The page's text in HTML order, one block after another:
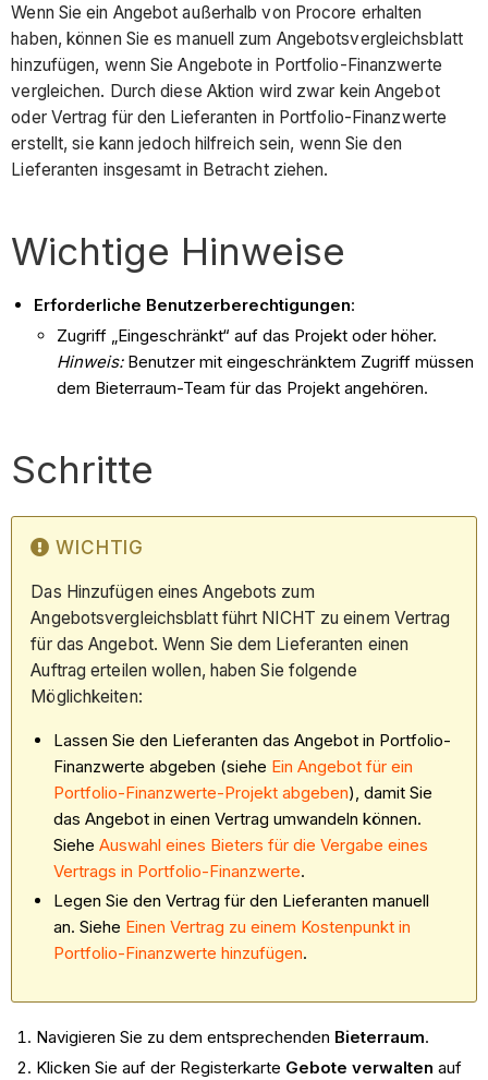
Wenn Sie ein Angebot außerhalb von Procore erhalten
haben, können Sie es manuell zum Angebotsvergleichsblatt
hinzufügen, wenn Sie Angebote in Portfolio-Finanzwerte
vergleichen. Durch diese Aktion wird zwar kein Angebot
oder Vertrag für den Lieferanten in Portfolio-Finanzwerte
erstellt, sie kann jedoch hilfreich sein, wenn Sie den
Lieferanten insgesamt in Betracht ziehen.
Wichtige Hinweise
Erforderliche Benutzerberechtigungen:
Zugriff „Eingeschränkt“ auf das Projekt oder höher.
Hinweis: Benutzer mit eingeschränktem Zugriff müssen
dem Bieterraum-Team für das Projekt angehören.
Schritte
WICHTIG
Das Hinzufügen eines Angebots zum
Angebotsvergleichsblatt führt NICHT zu einem Vertrag
für das Angebot. Wenn Sie dem Lieferanten einen
Auftrag erteilen wollen, haben Sie folgende
Möglichkeiten:
Lassen Sie den Lieferanten das Angebot in Portfolio-
Finanzwerte abgeben (siehe Ein Angebot für ein
Portfolio-Finanzwerte-Projekt abgeben), damit Sie
das Angebot in einen Vertrag umwandeln können.
SieheAuswahl eines Bieters für die Vergabe eines
Vertrags in Portfolio-Finanzwerte.
Legen Sie den Vertrag für den Lieferanten manuell
an. Siehe Einen Vertrag zu einem Kostenpunkt in
Portfolio-Finanzwerte hinzufügen.
Navigieren Sie zu dem entsprechenden Bieterraum.
Klicken Sie auf der Registerkarte Gebote verwalten auf